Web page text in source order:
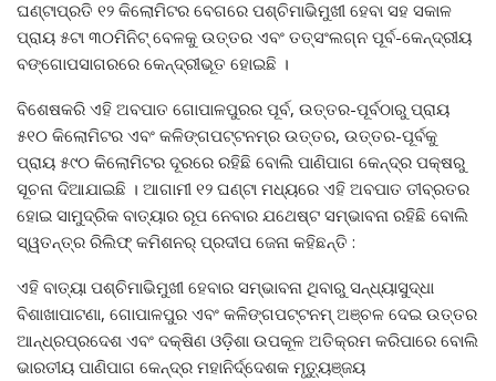
ଘଣ୍ଟାପ୍ରତି ୧୨ କିଲୋମିଟର ବେଗରେ ପଶ୍ଚିମାଭିମୁଖୀ ହେବା ସହ ସକାଳ
ପ୍ରାୟ ୫ଟା ୩୦ମିନିଟ୍‍ ବେଳକୁ ଉତ୍ତର ଏବଂ ତତ୍‍ସଂଲଗ୍ନ ପୂର୍ବ-କେନ୍ଦ୍ରୀୟ
ବଙ୍ଗୋପସାଗରରେ କେନ୍ଦ୍ରୀଭୂତ ହୋଇଛି ।
ବିଶେଷକରି ଏହି ଅବପାତ ଗୋପାଳପୁରର ପୂର୍ବ, ଉତ୍ତର-ପୂର୍ବଠାରୁ ପ୍ରାୟ
୫୧୦ କିଲୋମିଟର ଏବଂ କଳିଙ୍ଗପଟ୍ଟନମ୍‍ର ଉତ୍ତର, ଉତ୍ତର-ପୂର୍ବକୁ
ପ୍ରାୟ ୫୯୦ କିଲୋମିଟର ଦୂରରେ ରହିଛି ବୋଲି ପାଣିପାଗ କେନ୍ଦ୍ର ପକ୍ଷରୁ
ସୂଚନା ଦିଆଯାଇଛି । ଆଗାମୀ ୧୨ ଘଣ୍ଟା ମଧ୍ୟରେ ଏହି ଅବପାତ ତୀବ୍ରତର
ହୋଇ ସାମୁଦ୍ରିକ ବାତ୍ୟାର ରୂପ ନେବାର ଯଥେଷ୍ଟ ସମ୍ଭାବନା ରହିଛି ବୋଲି
ସ୍ୱତନ୍ତ୍ର ରିଲିଫ୍‍ କମିଶନର୍‍ ପ୍ରଦୀପ ଜେନା କହିଛନ୍ତି :
ଏହି ବାତ୍ୟା ପଶ୍ଚିମାଭିମୁଖୀ ହେବାର ସମ୍ଭାବନା ଥିବାରୁ ସନ୍ଧ୍ୟାସୁଦ୍ଧା
ବିଶାଖାପାଟଣା, ଗୋପାଳପୁର ଏବଂ କଳିଙ୍ଗପଟ୍ଟନମ୍‍ ଅଞ୍ଚଳ ଦେଇ ଉତ୍ତର
ଆନ୍ଧ୍ରପ୍ରଦେଶ ଏବଂ ଦକ୍ଷିଣ ଓଡ଼ିଶା ଉପକୂଳ ଅତିକ୍ରମ କରିପାରେ ବୋଲି
ଭାରତୀୟ ପାଣିପାଗ କେନ୍ଦ୍ର ମହାନିର୍ଦ୍ଦେଶକ ମୃତ୍ୟୁଞ୍ଜୟ